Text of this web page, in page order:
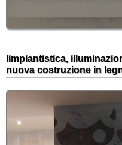
Iimpiantistica,
nuova costruzione in